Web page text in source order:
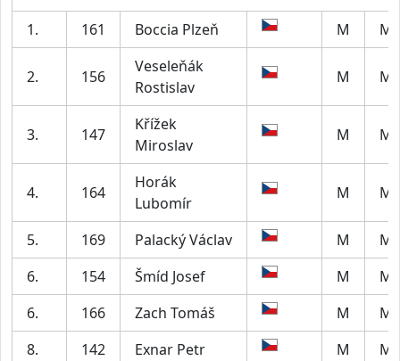
1.
161 Boccia Plzeň M
2. 156
Veseleňák
Rostislav
M
3. 147
Křížek
Miroslav
M
4. 164
Horák
Lubomír
M
5. 169 Palacký Václav M
6.
154 Šmíd Josef M
6.
166 Zach Tomáš M
8.
142 Exnar Petr M